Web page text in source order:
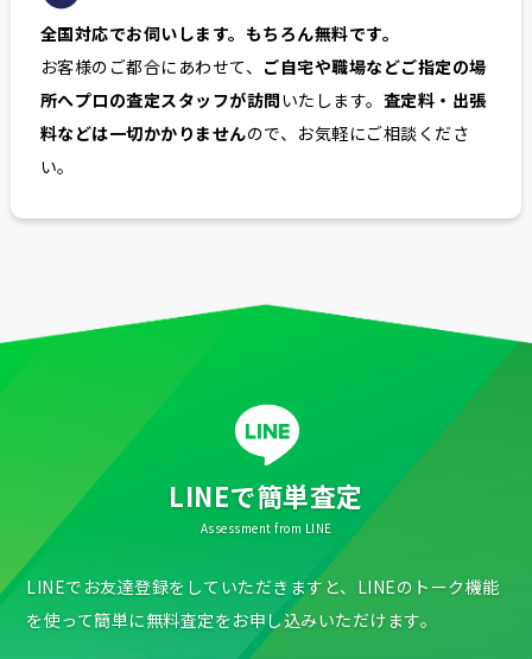
全国対応でお伺いします。もちろん無料です。
お客様のご都合にあわせて、 ご自宅や職場などご指定の場
所へプロの査定スタッフが訪問いたします。 査定料・出張
料などは一切かかりませんので、お気軽にご相談くださ
い。
LINEで簡単査定
Assessment from LINE
LINEでお友達登録をしていただきますと、LINEのトーク機能
を使って簡単に無料査定をお申し込みいただけます。